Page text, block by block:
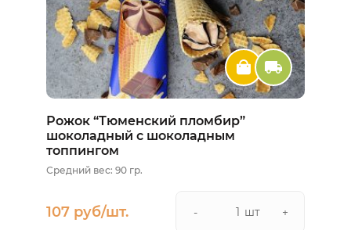
Рожок “Тюменский пломбир”
шоколадный с шоколадным
топпингом
Средний вес: 90 гр.
107 руб/шт. - шт +